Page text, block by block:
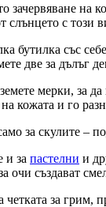
зачервяване на
слънцето с този
бутилка със
две за дълъг
мерки, за
кожата и го
за скулите –
и за пастелни и
очи създават
четката за грим,